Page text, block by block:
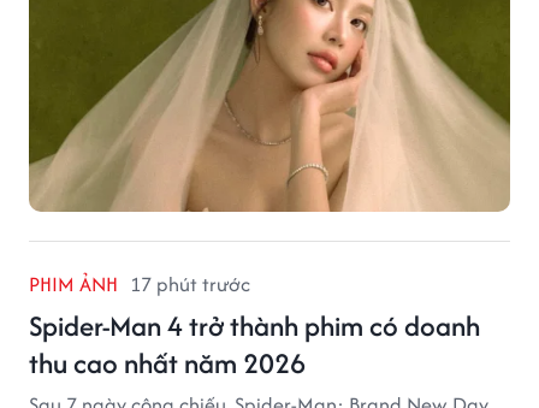
PHIM ẢNH 17 phút trước
Spider-Man 4 trở thành phim có doanh
thu cao nhất năm 2026